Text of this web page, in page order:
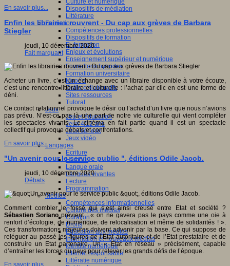
Culture et numérique
Dispositifs de médiation
Littérature
Formation
Compétences professionnelles
Dispositifs de formation
E- formation
Enjeux et évolutions
Enseignement supérieur et numérique
Formations hybrides
Formation universitaire
Mooc’s
Outils collaboratifs
Sites ressources
Tutorat
Jeux
Jeu et éducation
Jeux 4/12 ans
Jeux sérieux
Jeux vidéo
Langages
Ecriture
Humour
Langue orale
Langues vivantes
Lecture
Programmation
Médias
Compétences informationnelles
Culture des médias
Curation
Droits
Education aux médias
Information et nouveaux médias
Identité numérique
Internet responsable
Littératie numérique
En savoir plus...
Enfin les librairies rouvrent - Du cap aux grèves de Barbara
Stiegler
jeudi, 10 décembre 2020
Fait marquant
Acheter un livre, c’est un échange avec un libraire disponible à votre écoute,
c’est une rencontre littéraire et culturelle : l’achat par clic en est une forme de
déni.
Ce contact relationnel provoque le désir ou l’achat d’un livre que nous n’avions
pas prévu. N’est-ce pas là une part de notre vie culturelle qui vient compléter
les spectacles vivants. Le cinéma en fait partie quand il est un spectacle
collectif qui provoque débats et confrontations.
En savoir plus...
"Un avenir pour le service public ", éditions Odile Jacob.
jeudi, 10 décembre 2020
Débats
Comment combler le fossé qui s’est ainsi creusé entre Etat et société ?
Sébastien Sorianoprévient : « on ne gavera pas le pays comme une oie à
renfort d’écologie, de numérique, de relocalisation et même de solidarités ! ».
Ces transformations majeures doivent advenir par la base. Ce qui suppose de
reléguer au passé les figures de l’Etat autoritaire et de l’Etat prestataire et de
construire un Etat partenaire. Un « Etat en réseau » précisément, capable
d’entraîner les forces du pays pour relever les grands défis de l’époque.